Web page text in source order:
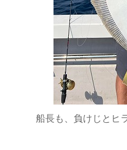
船長も、負けじとヒ